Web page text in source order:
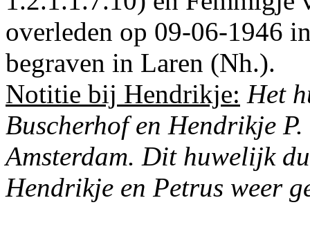
overleden op 09-06-1946
begraven in Laren (Nh.).
Notitie bij Hendrikje: Het
Buscherhof en Hendrikje
Amsterdam. Dit huwelijk
Hendrikje en Petrus weer